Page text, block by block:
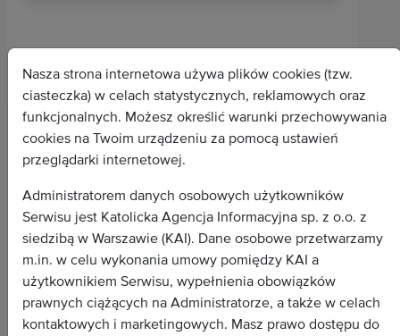
Wszystkie depesze
Dokument
Wywiad
Analiza
Dossier
Zapowiedź
Nasza strona internetowa używa plików cookies (tzw.
ciasteczka) w celach statystycznych, reklamowych oraz
funkcjonalnych. Możesz określić warunki przechowywania
cookies na Twoim urządzeniu za pomocą ustawień
przeglądarki internetowej.
Administratorem danych osobowych użytkowników
Serwisu jest Katolicka Agencja Informacyjna sp. z o.o. z
siedzibą w Warszawie (KAI). Dane osobowe przetwarzamy
m.in. w celu wykonania umowy pomiędzy KAI a
użytkownikiem Serwisu, wypełnienia obowiązków
prawnych ciążących na Administratorze, a także w celach
kontaktowych i marketingowych. Masz prawo dostępu do